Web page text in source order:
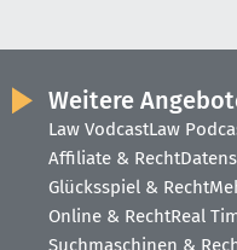
Weitere
Law VodcastLaw
Affiliate & Recht
Glücksspiel & Recht
Online & RechtReal
Suchmaschinen &